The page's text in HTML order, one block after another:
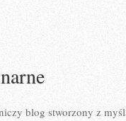
blog stworzony z